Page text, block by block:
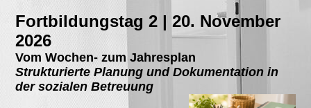
Fortbildungstag 2 | 20. November
2026
Vom Wochen- zum Jahresplan
Strukturierte Planung und Dokumentation in
der sozialen Betreuung